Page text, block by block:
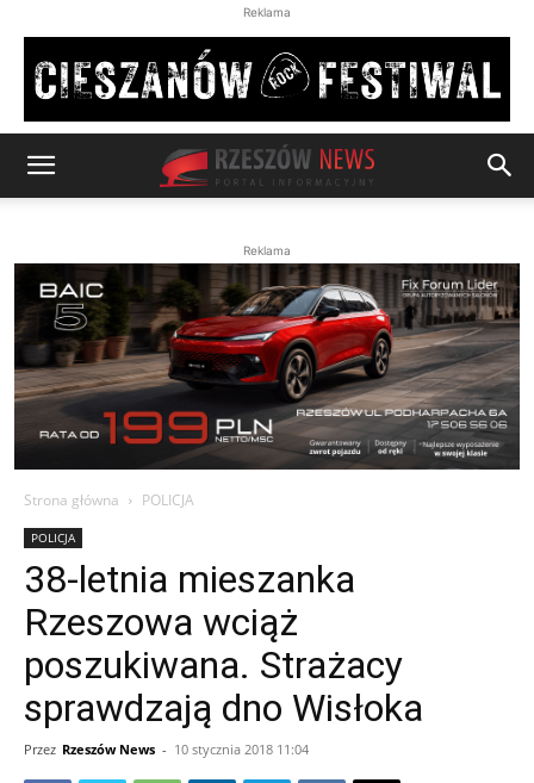
Reklama
Reklama
Strona główna POLICJA
POLICJA
38-letnia mieszanka
Rzeszowa wciąż
poszukiwana. Strażacy
sprawdzają dno Wisłoka
Przez Rzeszów News - 10 stycznia 2018 11:04